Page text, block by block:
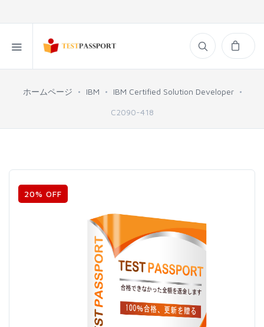
ホームページ IBM IBM Certified Solution Developer
C2090-418
20% OFF